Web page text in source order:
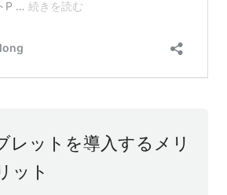
レットを導入するメリ
ット